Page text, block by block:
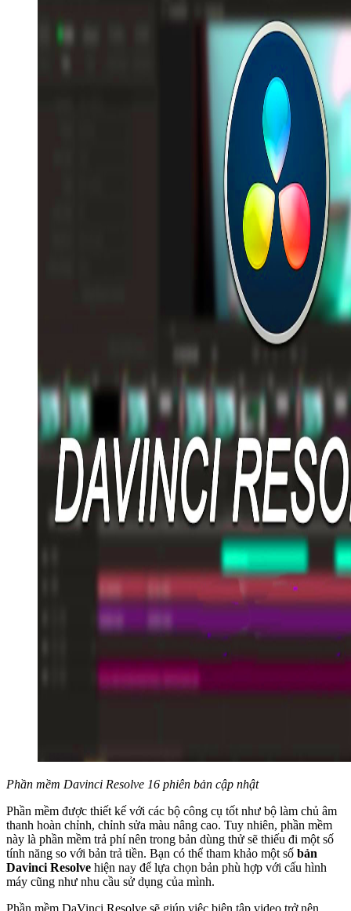
Phần mềm Davinci Resolve 16 phiên bản cập nhật
Phần mềm được thiết kế với các bộ công cụ tốt như bộ làm chủ âm
thanh hoàn chỉnh, chỉnh sửa màu nâng cao. Tuy nhiên, phần mềm
này là phần mềm trả phí nên trong bản dùng thử sẽ thiếu đi một số
tính năng so với bản trả tiền. Bạn có thể tham khảo một số bản
Davinci Resolve hiện nay để lựa chọn bản phù hợp với cấu hình
máy cũng như nhu cầu sử dụng của mình.